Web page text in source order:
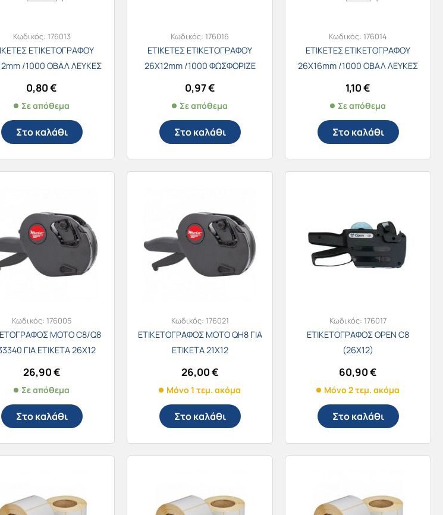
Κωδικός: 176013
ΕΤΙΚΕΤΟΓΡΑΦΟΥ
/1000 ΟΒΑΛ ΛΕΥΚΕΣ
0,80€
Σε απόθεμα
Στο καλάθι
Κωδικός: 176016
ΕΤΙΚΕΤΕΣ ΕΤΙΚΕΤΟΓΡΑΦΟΥ
26Χ12mm /1000 ΦΩΣΦΟΡΙΖΕ
0,97€
Σε απόθεμα
Στο καλάθι
Κωδικός: 176014
ΕΤΙΚΕΤΕΣ ΕΤΙΚΕΤΟΓΡΑΦΟΥ
26Χ16mm /1000 ΟΒΑΛ ΛΕΥΚΕΣ
1,10€
Σε απόθεμα
Στο καλάθι
Κωδικός: 176005
MOTO C8/Q8
ΓΙΑ ΕΤΙΚΕΤΑ 26Χ12
26,90€
Σε απόθεμα
Στο καλάθι
Κωδικός: 176021
ΕΤΙΚΕΤΟΓΡΑΦΟΣ MOTO QH8 ΓΙΑ
ΕΤΙΚΕΤΑ 21Χ12
26,00€
Μόνο 1 τεμ. ακόμα
Στο καλάθι
Κωδικός: 176017
ΕΤΙΚΕΤΟΓΡΑΦΟΣ OPEN C8
(26X12)
60,90€
Μόνο 2 τεμ. ακόμα
Στο καλάθι